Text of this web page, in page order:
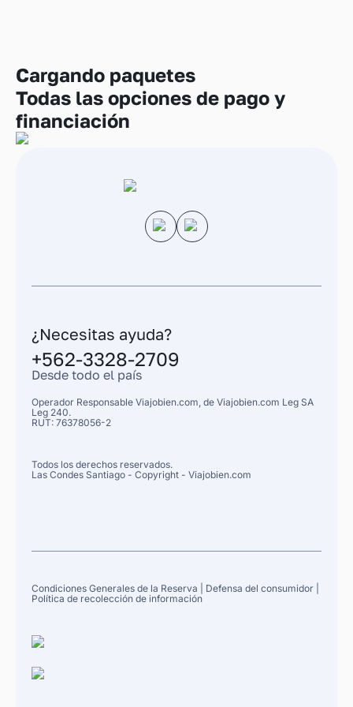
Cargando paquetes
Todas las opciones de pago y
financiación
¿Necesitas ayuda?
+562-3328-2709
Desde todo el país
Operador Responsable Viajobien.com, de Viajobien.com Leg SA
Leg 240.
RUT: 76378056-2
Todos los derechos reservados.
Las Condes Santiago - Copyright - Viajobien.com
Condiciones Generales de la Reserva Defensa del consumidor
Política de recolección de información